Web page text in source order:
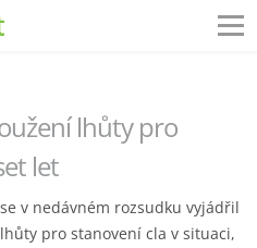
lhůty pro
let
v nedávném rozsudku vyjádřil
pro stanovení cla v situaci,